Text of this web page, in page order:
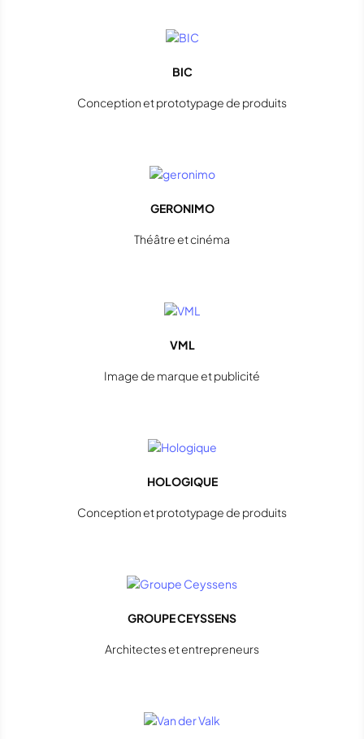
BIC
Conception et prototypage de produits
GERONIMO
Théâtre et cinéma
VML
Image de marque et publicité
HOLOGIQUE
Conception et prototypage de produits
GROUPE CEYSSENS
Architectes et entrepreneurs